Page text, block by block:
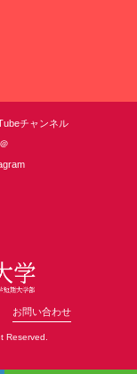
チャンネル
お問い合わせ
Reserved.